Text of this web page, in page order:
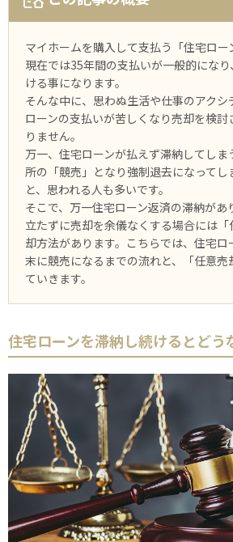
マイホームを購入して支払う「住宅ロー
現在では35年間の支払いが⼀般的にな
ける事になります。
そんな中に、思わぬ生活や仕事のアク
ローンの支払いが苦しくなり売却を検
りません。
万⼀、住宅ローンが払えず滞納してし
所の「競売」となり強制退去になってし
と、思われる人も多いです。
そこで、万⼀住宅ローン返済の滞納があ
立たずに売却を余儀なくする場合には
却方法があります。こちらでは、住宅ロ
末に競売になるまでの流れと、「任意売
ていきます。
住宅ローンを滞納し続けるとどう